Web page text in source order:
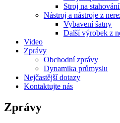
Stroj na
Nástroj a nástroje z
Vybavení šatny
Další výrobek z
Video
Zprávy
Obchodní zprávy
Dynamika průmyslu
Nejčastější dotazy
Kontaktujte nás
Zprávy